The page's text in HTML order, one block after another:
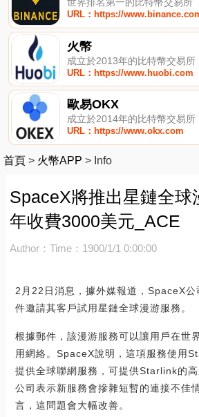
URL：https://
火幣
成立於2013年的比特幣交易所
URL：https://www.huobi.com
歐易OKX
成立於2014年的比特幣交易所
URL：https://www.okx.com
首頁 > 火幣APP > Info
SpaceX將推出星鏈全球
年收費3000美元_ACE
Author： Time：1900/1/1 0:00:00
2月22日消息，據外媒報道，SpaceX公
件邀請其客戶試用星鏈全球漫游服務。
根據郵件，該漫游服務可以讓用戶在世
用網絡。SpaceX說明，這項服務使用
提供全球聯網服務，可提供Starlink的
公司表示新服務會摻雜短暫的連接不佳
言，這問題會大幅改善。